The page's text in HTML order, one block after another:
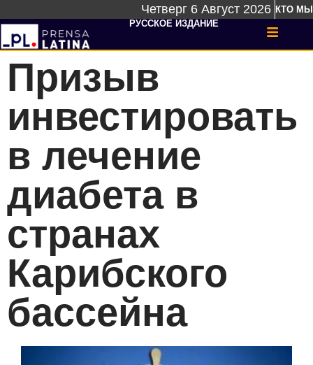
Четверг 6 Август 2026 КТО МЫ
РУССКОЕ ИЗДАНИЕ
Призыв
инвестировать
в лечение
диабета в
странах
Карибского
бассейна